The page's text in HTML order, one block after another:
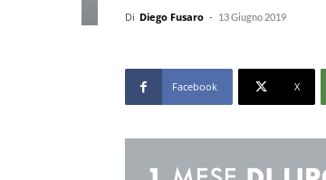
Di Diego Fusaro - 13 Giugno 2019
Facebook X